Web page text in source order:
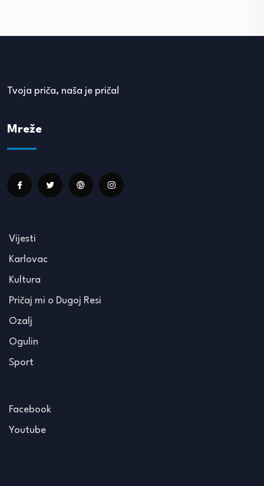
Tvoja priča, naša je priča!
Mreže
Vijesti
Karlovac
Kultura
Pričaj mi o Dugoj Resi
Ozalj
Ogulin
Sport
Facebook
Youtube